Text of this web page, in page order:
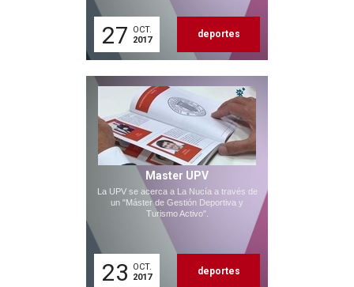
27
OCT.
2017
deportes
Master UPV
La UPV se acerca a La Nucía a través de
un "Máster de Gestión Deportiva y
Turismo Activo".
23
OCT.
2017
deportes